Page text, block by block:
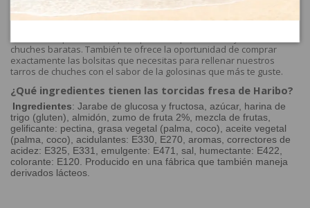
¿Por qué seleccionar bolsitas en vez de a granel?
chuches baratas. También te ofrece la oportunidad de comprar
exactamente las bolsitas que necesitas para rellenar nuestros
tarros de chuches con el sabor de la golosinas que más te guste.
¿Qué ingredientes tienen las torcidas fresa de Haribo?
Ingredientes: Jarabe de glucosa y fructosa, azúcar, harina de
trigo (gluten), almidón, zumo de fruta 2%, mezcla de frutas,
gelificante: pectina, grasa vegetal (palma, coco), aceite vegetal
(palma, coco), acidulantes: E330, E270, aromas, correctores de
acidez: E325, E331, emulgente: E471, sal, humectante: E422,
colorante: E120. Producido en una fábrica que también maneja
derivados lácteos.